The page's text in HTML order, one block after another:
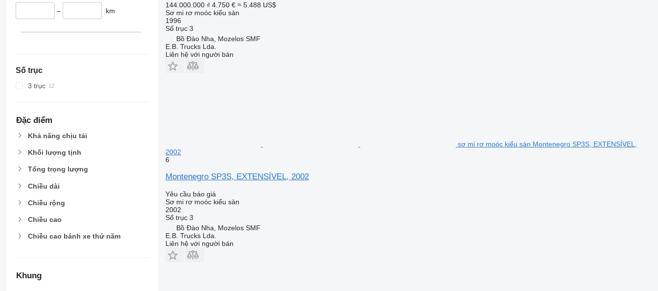
– km
Số trục
3 trục
Đặc điểm
Khả năng chịu tải
Khối lượng tịnh
Tổng trọng lượng
Chiều dài
Chiều rộng
Chiều cao
Chiều cao bánh xe thứ năm
Khung
144.000.000 ₫ 4.750 € ≈ 5.488 US$
Sơ mi rơ moóc kiểu sàn
1996
Số trục 3
Bồ Đào Nha, Mozelos SMF
E.B. Trucks Lda.
Liên hệ với người bán
sơ mi rơ moóc kiểu sàn Montenegro SP3S, EXTENSÍVEL,
2002
6
Montenegro SP3S, EXTENSÍVEL, 2002
Yêu cầu báo giá
Sơ mi rơ moóc kiểu sàn
2002
Số trục 3
Bồ Đào Nha, Mozelos SMF
E.B. Trucks Lda.
Liên hệ với người bán